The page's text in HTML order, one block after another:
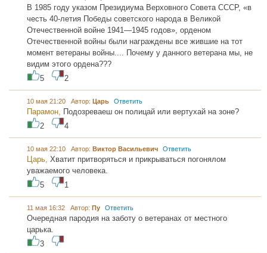
В 1985 году указом Президиума Верховного Совета СССР, «в
честь 40-летия Победы советского народа в Великой
Отечественной войне 1941—1945 годов», орденом
Отечественной войны были награждены все жившие на тот
момент ветераны войны.... Почему у данного ветерана мы, не
видим этого ордена???
5
2
10 мая 21:20 Автор: Царь Ответить
Парамон, Подозреваеш он полицай или вертухай на зоне?
2
4
10 мая 22:10 Автор: Виктор Васильевич Ответить
Царь, Хватит притворяться и прикрываться погонялом
уважаемого человека.
5
1
11 мая 16:32 Автор: Пу Ответить
Очередная пародия на заботу о ветеранах от местного
царька.
3